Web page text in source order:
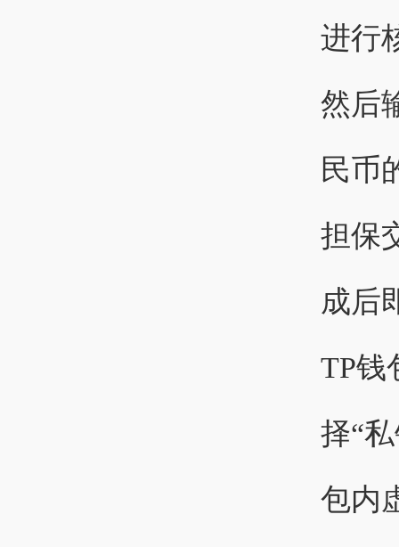
进行
然后
民币
担保
成后
TP钱
择“
包内